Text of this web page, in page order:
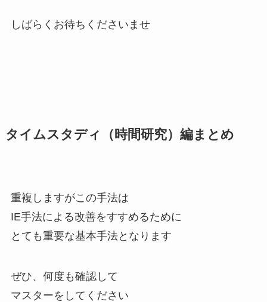
しばらくお待ちくださいませ
タイムスタディ（時間研究）編まとめ
重複しますがこの手法は
IE手法による改善をすすめるために
とても重要な基本手法となります
ぜひ、何度も確認して
マスターをしてください